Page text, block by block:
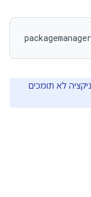
packagemanager
לא תומכים